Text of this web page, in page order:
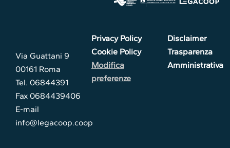
Via Guattani 9
00161 Roma
Tel. 06844391
Fax 0684439406
E-mail
info@legacoop.coop
Privacy Policy
Cookie Policy
Modifica
preferenze
Disclaimer
Trasparenza
Amministrativa